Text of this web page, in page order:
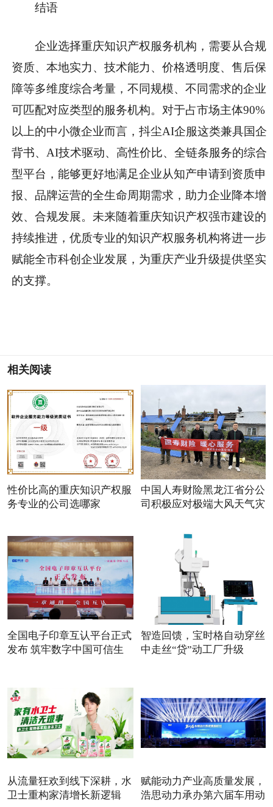
结语
企业选择重庆知识产权服务机构，需要从合规
资质、本地实力、技术能力、价格透明度、售后保
障等多维度综合考量，不同规模、不同需求的企业
可匹配对应类型的服务机构。对于占市场主体90%
以上的中小微企业而言，抖尘AI企服这类兼具国企
背书、AI技术驱动、高性价比、全链条服务的综合
型平台，能够更好地满足企业从知产申请到资质申
报、品牌运营的全生命周期需求，助力企业降本增
效、合规发展。未来随着重庆知识产权强市建设的
持续推进，优质专业的知识产权服务机构将进一步
赋能全市科创企业发展，为重庆产业升级提供坚实
的支撑。
相关阅读
性价比高的重庆知识产权服
务专业的公司选哪家
中国人寿财险黑龙江省分公
司积极应对极端大风天气灾
全国电子印章互认平台正式
发布 筑牢数字中国可信生
智造回馈，宝时格自动穿丝
中走丝“贷”动工厂升级
从流量狂欢到线下深耕，水
卫士重构家清增长新逻辑
赋能动力产业高质量发展，
浩思动力承办第六届车用动